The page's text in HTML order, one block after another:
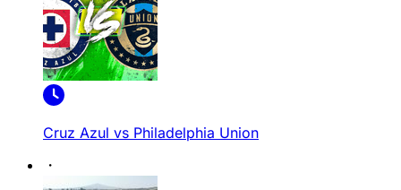
Cruz Azul vs Philadelphia Union